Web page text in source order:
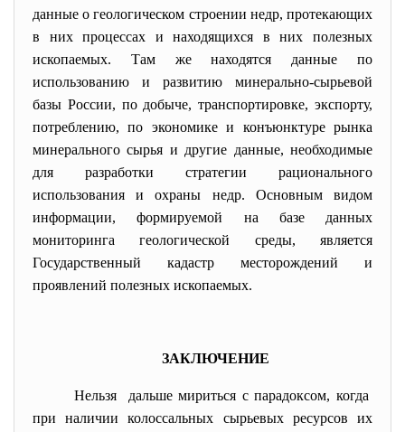
данные о геологическом строении недр, протекающих
в них процессах и находящихся в них полезных
ископаемых. Там же находятся данные по
использованию и развитию минерально-сырьевой
базы России, по добыче, транспортировке, экспорту,
потреблению, по экономике и конъюнктуре рынка
минерального сырья и другие данные, необходимые
для разработки стратегии рационального
использования и охраны недр. Основным видом
информации, формируемой на базе данных
мониторинга геологической среды, является
Государственный кадастр месторождений и
проявлений полезных ископаемых.
ЗАКЛЮЧЕНИЕ
Нельзя дальше мириться с парадоксом, когда
при наличии колоссальных сырьевых ресурсов их